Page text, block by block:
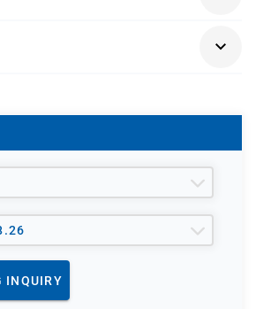
möglich
INQUIRY